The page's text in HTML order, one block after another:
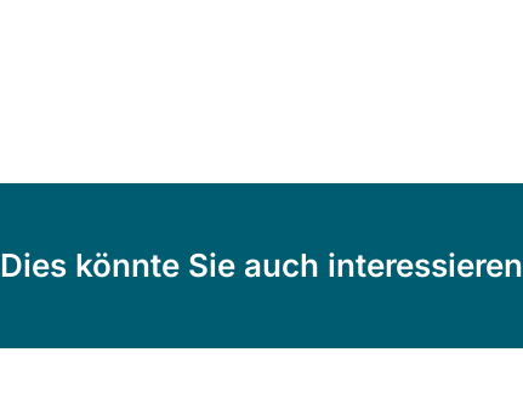
Dies könnte Sie auch interessieren